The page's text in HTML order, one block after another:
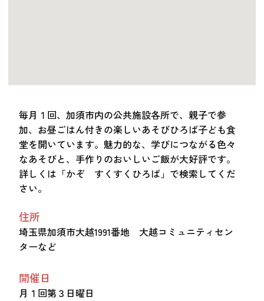
毎月１回、加須市内の公共施設各所で、親子で参
加、お昼ごはん付きの楽しいあそびひろば子ども食
堂を開いています。魅力的な、学びにつながる色々
なあそびと、手作りのおいしいご飯が大好評です。
詳しくは「かぞ すくすくひろば」で検索してくだ
さい。
住所
埼玉県加須市大越1991番地 大越コミュニティセン
ターなど
開催日
月１回第３日曜日